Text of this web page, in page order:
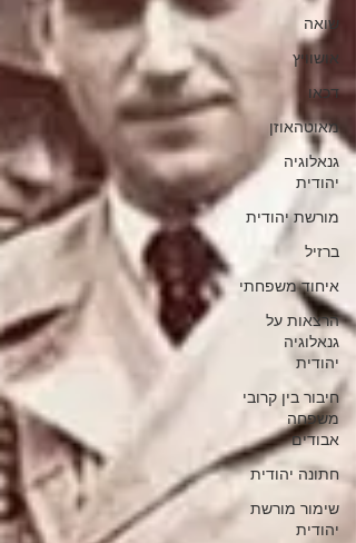
שואה
אושוויץ
דכאו
מאוטהאוזן
גנאלוגיה
יהודית
מורשת יהודית
ברזיל
איחוד משפחתי
הרצאות על
גנאלוגיה
יהודית
חיבור בין קרובי
משפחה
אבודים
חתונה יהודית
שימור מורשת
יהודית